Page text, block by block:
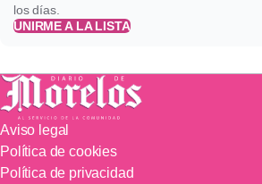
los días.
UNIRME A LA LISTA
Aviso legal
Política de cookies
Política de privacidad